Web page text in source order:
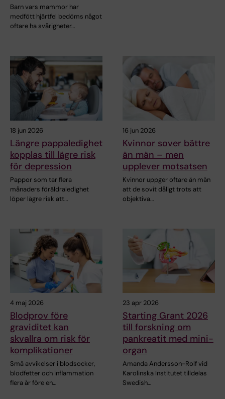
Barn vars mammor har
medfött hjärtfel bedöms något
oftare ha svårigheter…
18 jun 2026
Längre pappaledighet
kopplas till lägre risk
för depression
Pappor som tar flera
månaders föräldraledighet
löper lägre risk att…
16 jun 2026
Kvinnor sover bättre
än män – men
upplever motsatsen
Kvinnor uppger oftare än män
att de sovit dåligt trots att
objektiva…
4 maj 2026
Blodprov före
graviditet kan
skvallra om risk för
komplikationer
Små avvikelser i blodsocker,
blodfetter och inflammation
flera år före en…
23 apr 2026
Starting Grant 2026
till forskning om
pankreatit med mini-
organ
Amanda Andersson-Rolf vid
Karolinska Institutet tilldelas
Swedish…